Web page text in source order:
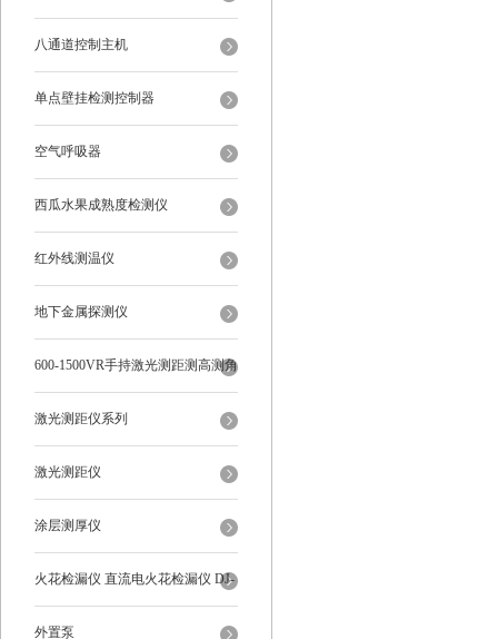
八通道控制主机
单点壁挂检测控制器
空气呼吸器
西瓜水果成熟度检测仪
红外线测温仪
地下金属探测仪
600-1500VR手持激光测距测高测角
多功能
激光测距仪系列
激光测距仪
涂层测厚仪
火花检漏仪 直流电火花检漏仪 DJ-
6-A型
外置泵